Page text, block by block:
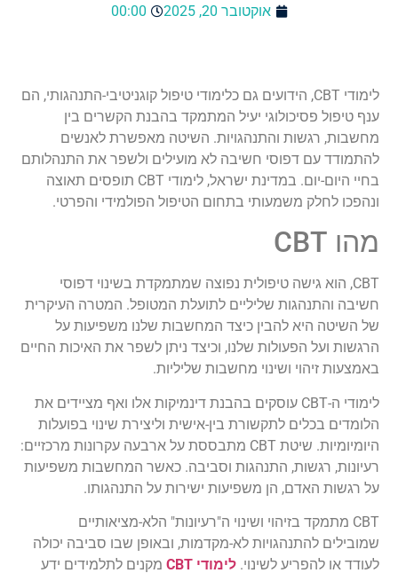
אוקטובר 20, 2025 00:00
לימודי CBT, הידועים גם כלימודי טיפול קוגניטיבי-התנהגותי, הם
ענף טיפול פסיכולוגי יעיל המתמקד בהבנת הקשרים בין
מחשבות, רגשות והתנהגויות. השיטה מאפשרת לאנשים
להתמודד עם דפוסי חשיבה לא מועילים ולשפר את התנהלותם
בחיי היום-יום. במדינת ישראל, לימודי CBT תופסים תאוצה
ונהפכו לחלק משמעותי בתחום הטיפול הפולמידי והפרטי.
מהו CBT
CBT, הוא גישה טיפולית נפוצה שמתמקדת בשינוי דפוסי
חשיבה והתנהגות שליליים לתועלת המטופל. המטרה העיקרית
של השיטה היא להבין כיצד המחשבות שלנו משפיעות על
הרגשות ועל הפעולות שלנו, וכיצד ניתן לשפר את האיכות החיים
באמצעות זיהוי ושינוי מחשבות שליליות.
לימודי ה-CBT עוסקים בהבנת דינמיקות אלו ואף מציידים את
הלומדים בכלים לתקשורת בין-אישית וליצירת שינוי בפועלות
היומיומיות. שיטת CBT מתבססת על ארבעה עקרונות מרכזיים:
רעיונות, רגשות, התנהגות וסביבה. כאשר המחשבות משפיעות
על רגשות האדם, הן משפיעות ישירות על התנהגותו.
CBT מתמקד בזיהוי ושינוי ה"רעיונות" הלא-מציאותיים
שמובילים להתנהגויות לא-מקדמות, ובאופן שבו סביבה יכולה
לעודד או להפריע לשינוי. לימודי CBT
מקנים לתלמידים ידע